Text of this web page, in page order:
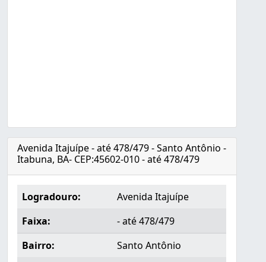
Avenida Itajuípe - até 478/479 - Santo Antônio -
Itabuna, BA- CEP:45602-010 - até 478/479
Logradouro:
Avenida Itajuípe
Faixa:
- até 478/479
Bairro:
Santo Antônio